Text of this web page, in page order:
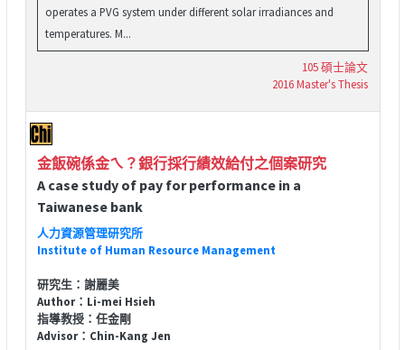
operates a PVG system under different solar irradiances and
temperatures. M...
105 碩士論文
2016 Master's Thesis
金飯碗係金ㄟ？銀行採行績效給付之個案研究
A case study of pay for performance in a
Taiwanese bank
人力資源管理研究所
Institute of Human Resource Management
研究生：謝麗美
Author：Li-mei Hsieh
指導教授：任金剛
Advisor：Chin-Kang Jen